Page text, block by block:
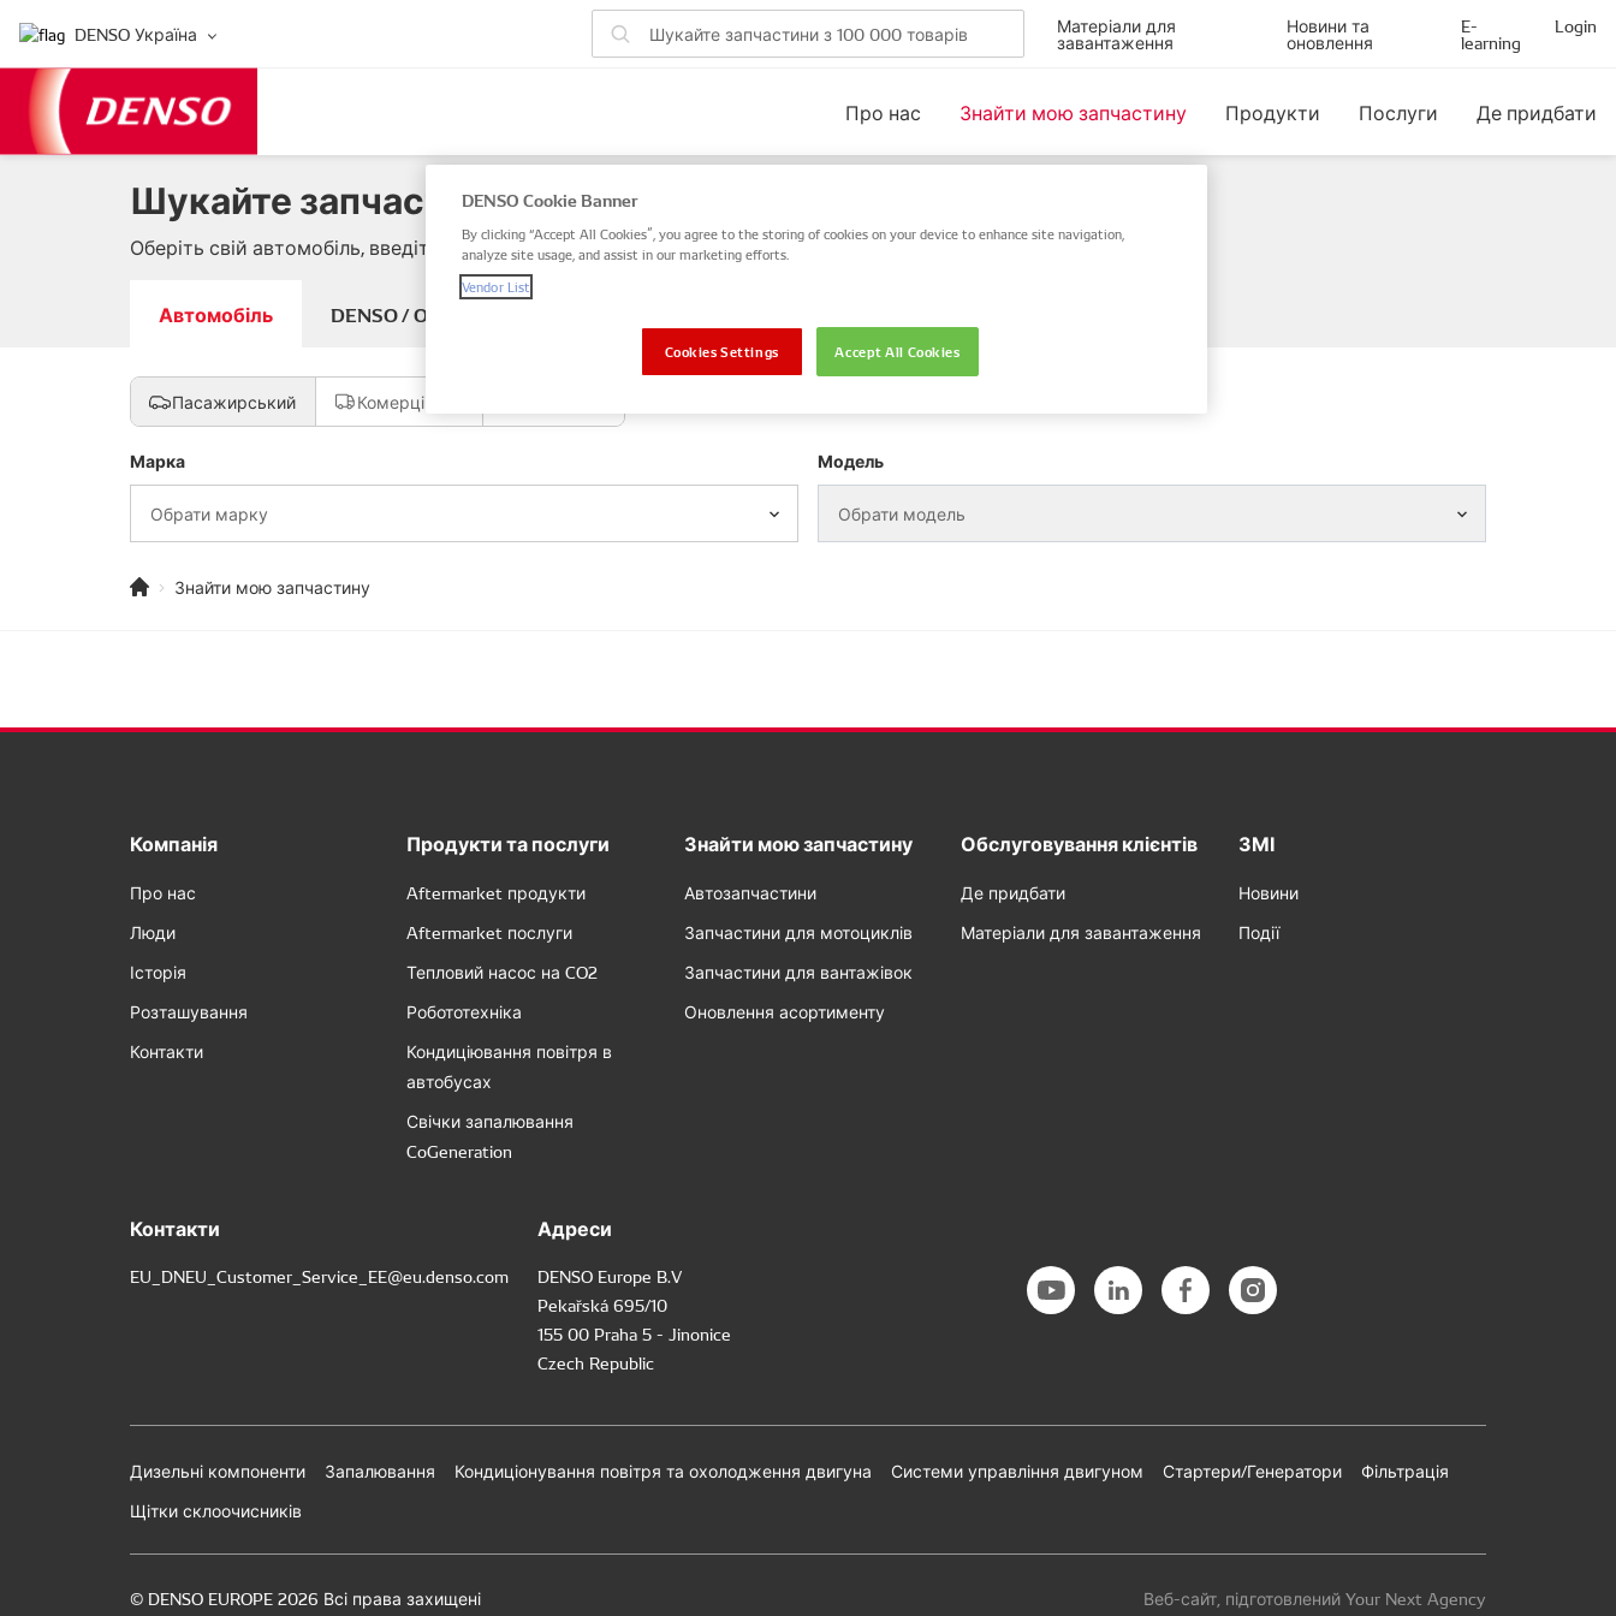
DENSO Україна Матеріали для
завантаження
Новини та
оновлення
E-
learning
Login
Про нас Знайти мою запчастину Продукти Послуги Де придбати
Шукайте запчастини для вашого автомобіля
Оберіть свій автомобіль, введіть артикул DENSO або OE чи скористайтеся пошуком за VIN / номером шасі
Автомобіль DENSO / OE артикуль
Пасажирський Комерційний
Марка
Обрати марку
Модель
Обрати модель
Знайти мою запчастину
Компанія
Про нас
Люди
Історія
Розташування
Контакти
Продукти та послуги
Aftermarket продукти
Aftermarket послуги
Тепловий насос на CO2
Робототехніка
Кондиціювання повітря в
автобусах
Свічки запалювання
CoGeneration
Знайти мою запчастину
Автозапчастини
Запчастини для мотоциклів
Запчастини для вантажівок
Оновлення асортименту
Обслуговування клієнтів
Де придбати
Матеріали для завантаження
ЗМІ
Новини
Події
Контакти
EU_DNEU_Customer_Service_EE@eu.denso.com
Адреси
DENSO Europe B.V
Pekařská 695/10
155 00 Praha 5 - Jinonice
Czech Republic
Дизельні компоненти Запалювання Кондиціонування повітря та охолодження двигуна Системи управління двигуном Стартери/Генератори
Фільтрація
Щітки склоочисників
© DENSO EUROPE 2026 Всі права захищені Веб-сайт, підготовлений Your Next Agency
DENSO Cookie Banner
By clicking “Accept All Cookies”, you agree to the storing of cookies on your device to enhance site navigation,
analyze site usage, and assist in our marketing efforts.
Vendor List
Accept All Cookies
Cookies Settings